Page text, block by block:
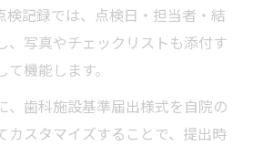
検記録では、点検日・担当者・結
、写真やチェックリストも添付す
機能します。
、歯科施設基準届出様式を自院の
カスタマイズすることで、提出時